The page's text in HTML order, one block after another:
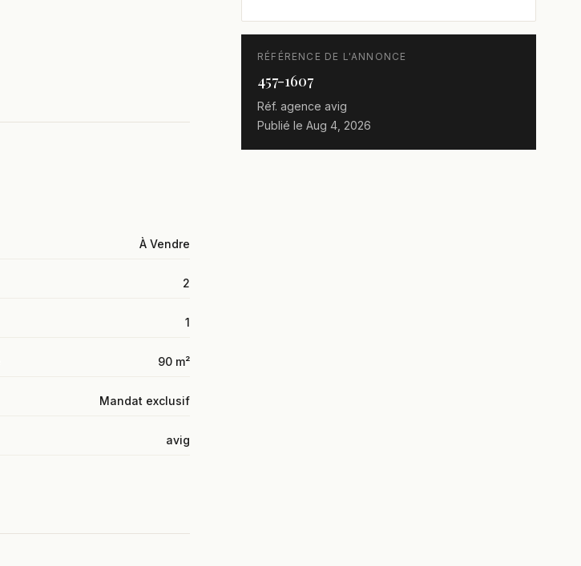
À Vendre
2
1
90 m²
Mandat exclusif
avig
RÉFÉRENCE DE L'ANNONCE
457-1607
Réf. agence avig
Publié le Aug 4, 2026